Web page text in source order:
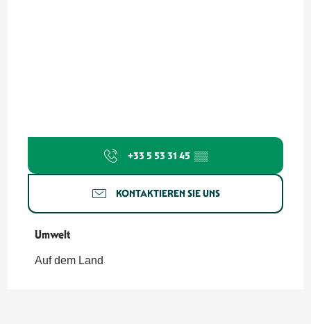
+33 5 53 31 45 ▒▒
KONTAKTIEREN SIE UNS
Umwelt
Umwelt
Auf dem Land